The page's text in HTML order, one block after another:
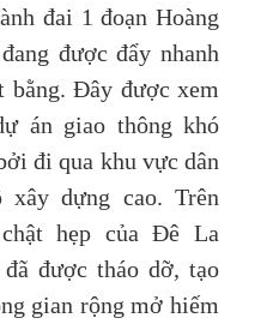
đai 1 đoạn Hoàng
được đẩy nhanh
bằng. Đây được xem
án giao thông khó
đi qua khu vực dân
dựng cao. Trên
hẹp của Đê La
được tháo dỡ, tạo
gian rộng mở hiếm